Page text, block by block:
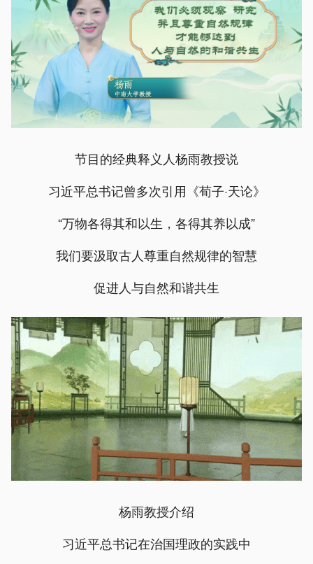
节目的经典释义人杨雨教授说
习近平总书记曾多次引用《荀子·天论》
“万物各得其和以生，各得其养以成”
我们要汲取古人尊重自然规律的智慧
促进人与自然和谐共生
杨雨教授介绍
习近平总书记在治国理政的实践中